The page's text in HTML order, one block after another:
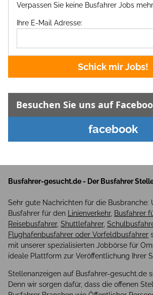
Verpassen Sie keine Busfahrer Jobs
Ihre E-Mail Adresse:
Schick mir Jobs!
Besuchen Sie uns auf
facebook
Busfahrer-gesucht.de - Der Busfahrer
Sehr gute Nachrichten für die Busbranche:
Busfahrer für den
Linienverkehr, Busfahrer
Reisebusfahrer, Shuttlefahrer,
Flughafenbusfahrer oder Vorfeldbusfahrer
mit unserer spezialisierten Jobbörse für
ideale Plattform zur Veröffentlichung Ihrer
Stellenanzeigen auf Busfahrer-gesucht.de
Denn wir sorgen dafür, dass die offenen